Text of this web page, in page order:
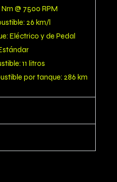
@ 7500 RPM
26 km/l
Eléctrico y de Pedal
11 litros
por tanque: 286 km